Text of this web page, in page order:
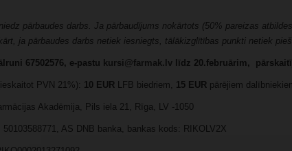
pārbaudes darbs. Ja pārbaudījums nokārtots (50% pareizas
ja pārbaudes darbs netiek iesniegts, tālākizglītības punkti netiek
67502576, e-pastu kursi@farmak.lv līdz 20.februārim,
PVN 21%): 10 EUR LFB biedriem, 15 EUR pārējiem
Akadēmija, Pils iela 21, Rīga, LV -1050
50103588771, AS DNB banka, bankas kods: RIKOLV2X